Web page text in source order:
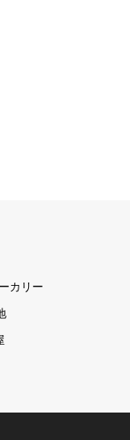
カリー